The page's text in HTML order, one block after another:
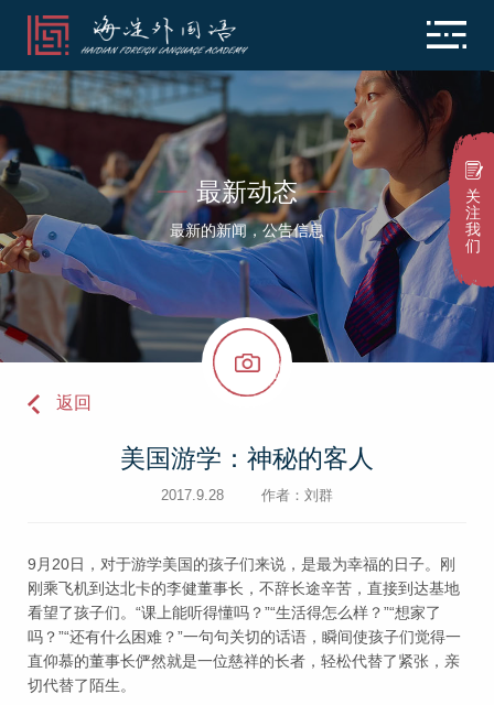
关
注
我
们
最新动态
最新的新闻，公告信息
返回
美国游学：神秘的客人
2017.9.28 作者：刘群
9月20日，对于游学美国的孩子们来说，是最为幸福的日子。刚
刚乘飞机到达北卡的李健董事长，不辞长途辛苦，直接到达基地
看望了孩子们。“课上能听得懂吗？”“生活得怎么样？”“想家了
吗？”“还有什么困难？”一句句关切的话语，瞬间使孩子们觉得一
直仰慕的董事长俨然就是一位慈祥的长者，轻松代替了紧张，亲
切代替了陌生。